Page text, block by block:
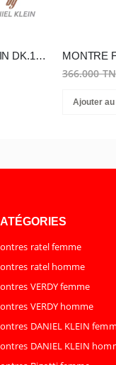
MONTRE FEMME DANIEL KLEIN DK.1.13250-1
366.000
Ajouter
ratel femme
ratel homme
VERDY femme
VERDY homme
DANIEL KLEIN
DANIEL KLEIN